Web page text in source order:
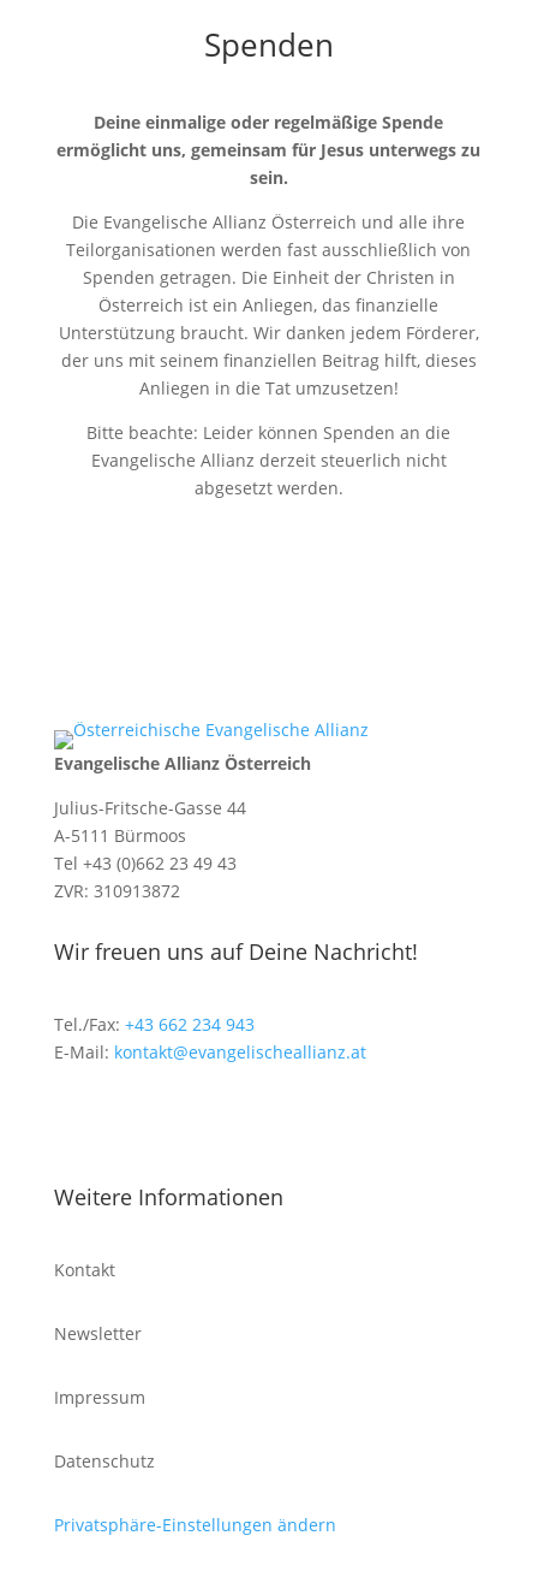
Spenden
Deine einmalige oder regelmäßige Spende
ermöglicht uns, gemeinsam für Jesus unterwegs zu
sein.
Die Evangelische Allianz Österreich und alle ihre
Teilorganisationen werden fast ausschließlich von
Spenden getragen. Die Einheit der Christen in
Österreich ist ein Anliegen, das finanzielle
Unterstützung braucht. Wir danken jedem Förderer,
der uns mit seinem finanziellen Beitrag hilft, dieses
Anliegen in die Tat umzusetzen!
Bitte beachte: Leider können Spenden an die
Evangelische Allianz derzeit steuerlich nicht
abgesetzt werden.
Evangelische Allianz Österreich
Julius-Fritsche-Gasse 44
A-5111 Bürmoos
Tel +43 (0)662 23 49 43
ZVR: 310913872
Wir freuen uns auf Deine Nachricht!
Tel./Fax: +43 662 234 943
E-Mail: kontakt@evangelischeallianz.at
Weitere Informationen
Kontakt
Newsletter
Impressum
Datenschutz
Privatsphäre-Einstellungen ändern